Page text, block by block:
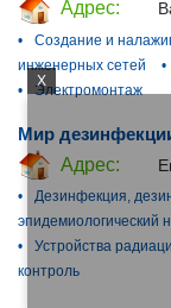
X
Адрес:
•
Создание и
инженерных сетей
•
•
Электромонтаж
Мир
Адрес:
•
Дезинфекция,
эпидемиологический
•
Устройства
контроль